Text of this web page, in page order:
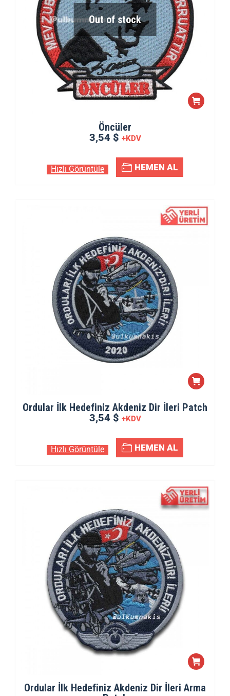
Out of stock
Öncüler
3,54 $ +KDV
Hızlı Görüntüle HEMEN AL
Ordular İlk Hedefiniz Akdeniz Dir İleri Patch
3,54 $ +KDV
Hızlı Görüntüle HEMEN AL
Ordular İlk Hedefiniz Akdeniz Dir İleri Arma